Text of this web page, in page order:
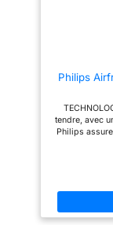
Philips
tendre, avec
Philips
griller, rôtir,
réchauffer,
COMMANDE
frites
déjeuner,